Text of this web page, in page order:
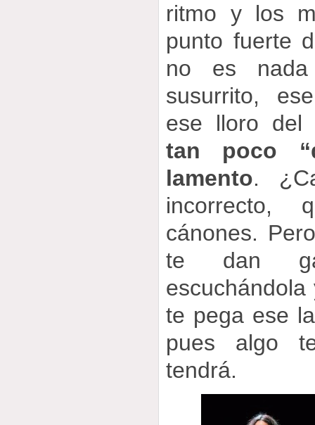
ritmo y los
punto fuerte
no es
susurrito,
ese lloro
tan poco
lamento.
incorrecto,
cánones.
te dan
te pega ese
pues algo
tendrá.